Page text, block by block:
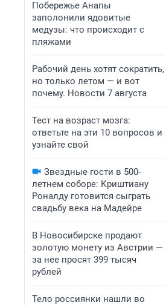
Побережье Анапы
заполонили ядовитые
медузы: что происходит с
пляжами
Рабочий день хотят сократить,
но только летом — и вот
почему. Новости 7 августа
Тест на возраст мозга:
ответьте на эти 10 вопросов и
узнайте свой
Звездные гости в 500-
летнем соборе: Криштиану
Роналду готовится сыграть
свадьбу века на Мадейре
В Новосибирске продают
золотую монету из Австрии —
за нее просят 399 тысяч
рублей
Тело россиянки нашли во